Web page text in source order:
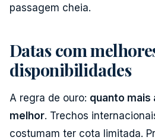
passagem cheia.
Datas com
disponibilidades
A regra de ouro: quanto mais
melhor. Trechos
costumam ter cota limitada.